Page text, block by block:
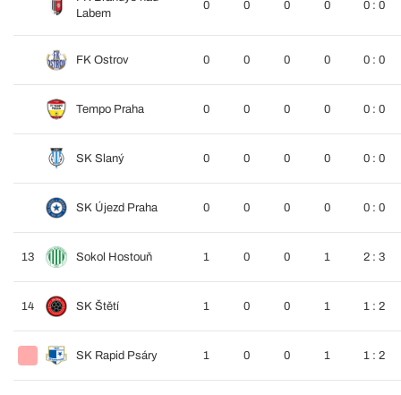
Labem
0 0 0 0 0 : 0
FK Ostrov 0 0 0 0 0 : 0
Tempo Praha 0 0 0 0 0 : 0
SK Slaný 0 0 0 0 0 : 0
SK Újezd Praha 0 0 0 0 0 : 0
13 Sokol Hostouň 1 0 0 1 2 : 3
14 SK Štětí 1 0 0 1 1 : 2
SK Rapid Psáry 1 0 0 1 1 : 2